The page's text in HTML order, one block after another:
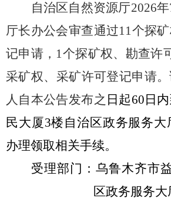
自治区自然资源厅2026年
厅长办公会审查通过11个探
记申请 ， 1个探矿权、 勘查许
采矿权、 采矿许可登记申请
人自本公告发布之 日起60 日
民大厦3楼自治区政务服务大
办理领取相关手续。
受理部门：乌鲁木齐市
区政务服务大